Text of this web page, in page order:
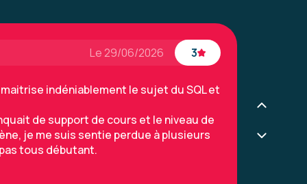
Le 29/06/2026 3
indéniablement le sujet du SQL et
de support de cours et le niveau de
je me suis sentie perdue à plusieurs
tous débutant.